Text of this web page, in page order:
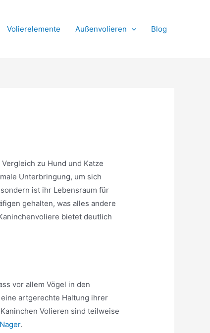
Volierelemente Außenvolieren Blog
zu Hund und Katze
Unterbringung, um sich
ist ihr Lebensraum für
gehalten, was alles andere
bietet deutlich
vor allem Vögel in den
artgerechte Haltung ihrer
Volieren sind teilweise
Nager.